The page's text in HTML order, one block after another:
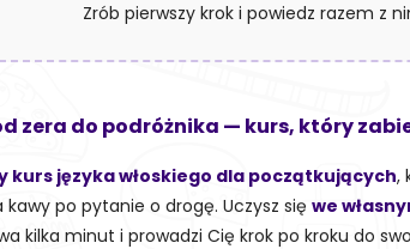
Zrób pierwszy krok i powiedz razem z
zera do podróżnika — kurs, który
kurs języka włoskiego dla początkujących,
po pytanie o drogę. Uczysz się we
kilka minut i prowadzi Cię krok po kroku do